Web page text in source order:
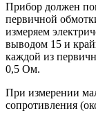
Прибор должен
первичной
измеряем
выводом 15 и
каждой из
0,5 Ом.
При измерении
сопротивления